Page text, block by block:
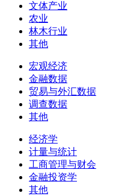
文体产业
农业
林木行业
其他
宏观经济
金融数据
贸易与外汇数据
调查数据
其他
经济学
计量与统计
工商管理与财会
金融投资学
其他